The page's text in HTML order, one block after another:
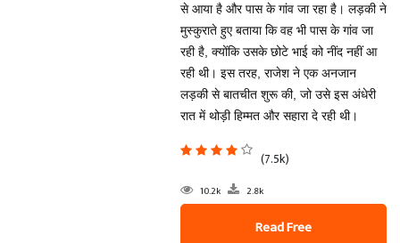
से आया है और पास के गांव जा रहा है। लड़की ने
मुस्कुराते हुए बताया कि वह भी पास के गांव जा
रही है, क्योंकि उसके छोटे भाई को नींद नहीं आ
रही थी। इस तरह, राजेश ने एक अनजान
लड़की से बातचीत शुरू की, जो उसे इस अंधेरी
रात में थोड़ी हिम्मत और सहारा दे रही थी।
(7.5k)
10.2k 2.8k
Read Free